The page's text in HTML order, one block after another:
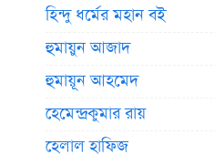
হিন্দু ধর্মের মহান বই
হুমায়ুন আজাদ
হুমায়ূন আহমেদ
হেমেন্দ্রকুমার রায়
হেলাল হাফিজ